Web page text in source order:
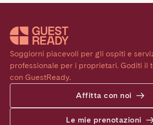
Soggiorni piacevoli per gli ospiti e
professionale per i proprietari. Goditi il
con GuestReady.
Affitta con noi
Le mie prenotazioni